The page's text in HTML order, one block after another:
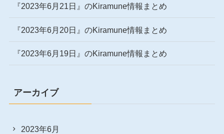
『2023年6月21日』のKiramune情報まとめ
『2023年6月20日』のKiramune情報まとめ
『2023年6月19日』のKiramune情報まとめ
アーカイブ
2023年6月